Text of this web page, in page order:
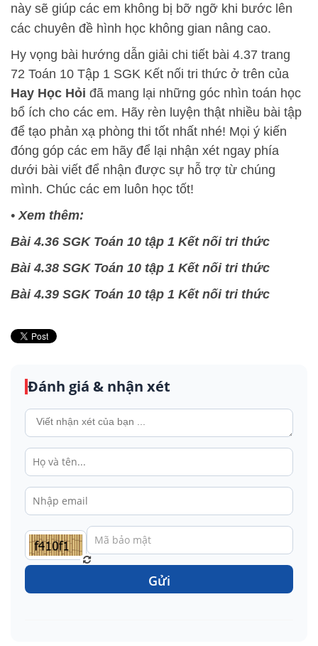
này sẽ giúp các em không bị bỡ ngỡ khi bước lên
các chuyên đề hình học không gian nâng cao.
Hy vọng bài hướng dẫn giải chi tiết bài 4.37 trang
72 Toán 10 Tập 1 SGK Kết nối tri thức ở trên của
Hay Học Hỏi đã mang lại những góc nhìn toán học
bổ ích cho các em. Hãy rèn luyện thật nhiều bài tập
để tạo phản xạ phòng thi tốt nhất nhé! Mọi ý kiến
đóng góp các em hãy để lại nhận xét ngay phía
dưới bài viết để nhận được sự hỗ trợ từ chúng
mình. Chúc các em luôn học tốt!
• Xem thêm:
Bài 4.36 SGK Toán 10 tập 1 Kết nối tri thức
Bài 4.38 SGK Toán 10 tập 1 Kết nối tri thức
Bài 4.39 SGK Toán 10 tập 1 Kết nối tri thức
Đánh giá & nhận xét
Gửi